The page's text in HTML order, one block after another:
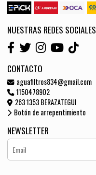
NUESTRAS REDES SOCIALES
CONTACTO
aguafiltros834@gmail.com
1150478902
263 1353 BERAZATEGUI
Botón de arrepentimiento
NEWSLETTER